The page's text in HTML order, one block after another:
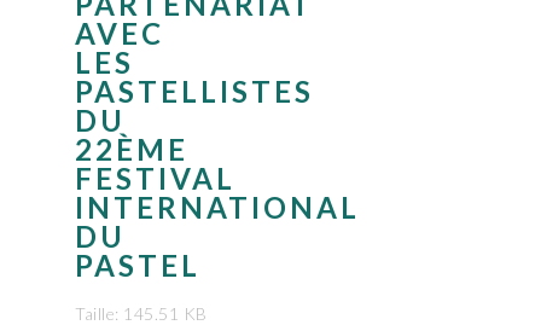
AVEC
LES
PASTELLISTES
DU
22ÈME
FESTIVAL
INTERNATIONAL
DU
PASTEL
Taille: 145.51 KB